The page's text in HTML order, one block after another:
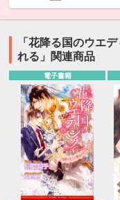
「花降る国のウエ
れる」関連商品
電子書籍